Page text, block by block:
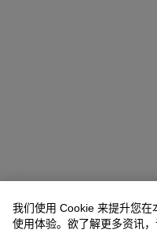
我们使用 Cookie 来提升您在
使用体验。欲了解更多资讯